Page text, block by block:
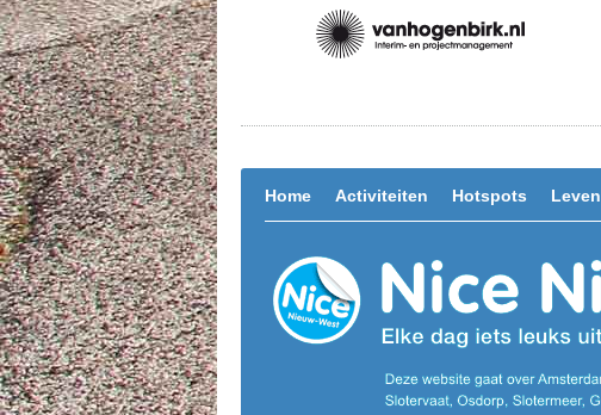
Home Activiteiten Hotspots Leven